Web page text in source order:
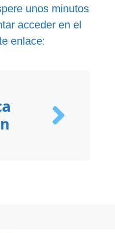
unos minutos
acceder en el
enlace: